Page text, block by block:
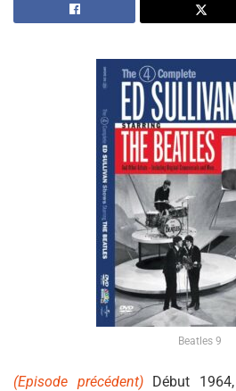
Beatles 9
(Episode précédent)Début